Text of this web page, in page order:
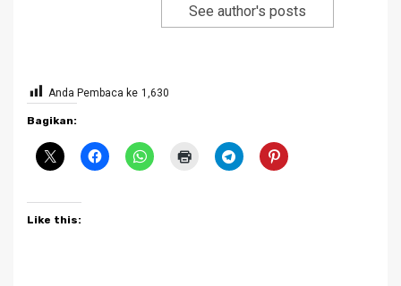
See author's posts
Anda Pembaca ke 1,630
Bagikan:
Like this: